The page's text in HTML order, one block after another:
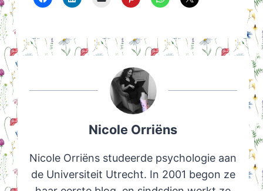
Nicole Orriëns
Nicole Orriëns studeerde psychologie aan
de Universiteit Utrecht. In 2001 begon ze